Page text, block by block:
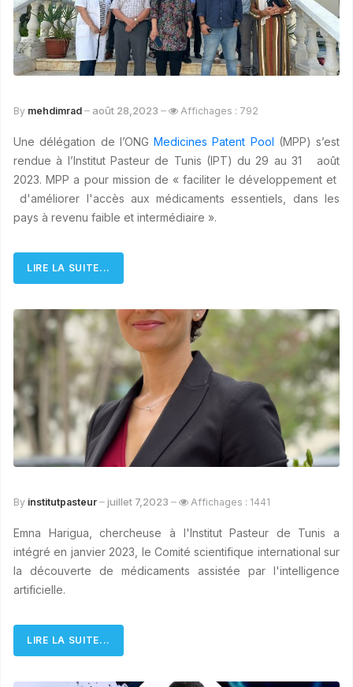
By mehdimrad août 28,2023 Affichages : 792
Une délégation de l’ONG Medicines Patent Pool (MPP) s’est
rendue à l’Institut Pasteur de Tunis (IPT) du 29 au 31 août
2023. MPP a pour mission de « faciliter le développement et
d'améliorer l'accès aux médicaments essentiels, dans les
pays à revenu faible et intermédiaire ».
LIRE LA SUITE...
By institutpasteur juillet 7,2023 Affichages : 1441
Emna Harigua, chercheuse à l'Institut Pasteur de Tunis a
intégré en janvier 2023, le Comité scientifique international sur
la découverte de médicaments assistée par l'intelligence
artificielle.
LIRE LA SUITE...